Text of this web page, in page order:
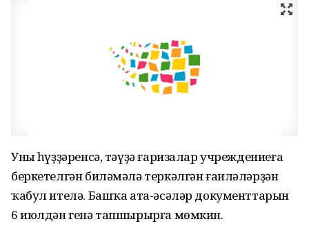
Уның һүҙҙәренсә, тәүҙә ғаризалар учреждениеға
беркетелгән биләмәлә теркәлгән ғаиләләрҙән
ҡабул ителә. Башҡа ата-әсәләр документтарын
6 июлдән генә тапшырырға мөмкин.